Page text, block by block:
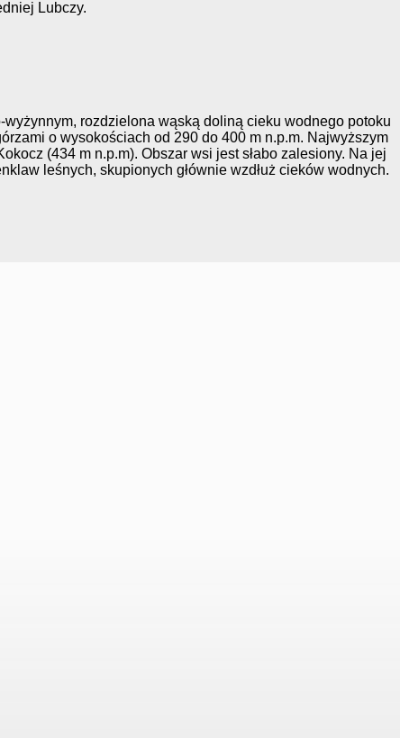
Lubczy.
rozdzielona wąską doliną cieku wodnego potoku
o wysokościach od 290 do 400 m n.p.m. Najwyższym
(434 m n.p.m). Obszar wsi jest słabo zalesiony. Na jej
leśnych, skupionych głównie wzdłuż cieków wodnych.